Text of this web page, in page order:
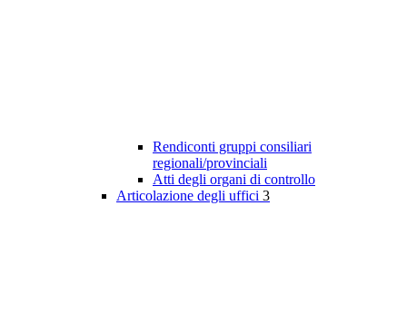
Rendiconti gruppi consiliari
regionali/provinciali
Atti degli organi di controllo
Articolazione degli uffici 3